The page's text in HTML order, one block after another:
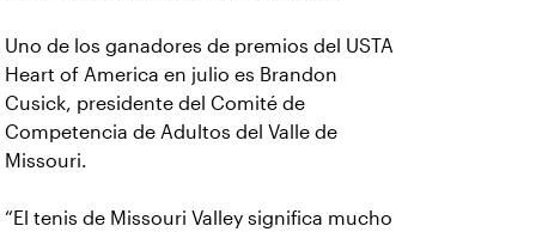
Uno de los ganadores de premios del USTA
Heart of America en julio es Brandon
Cusick, presidente del Comité de
Competencia de Adultos del Valle de
Missouri.
“El tenis de Missouri Valley significa mucho